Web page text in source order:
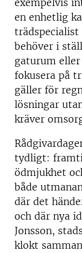
exempelvis
en enhetlig
behöver i
gaturum
fokusera på
gäller för
lösningar
kräver
tydligt:
ödmjukhet
både
där det
och där nya
Jonsson,
klokt